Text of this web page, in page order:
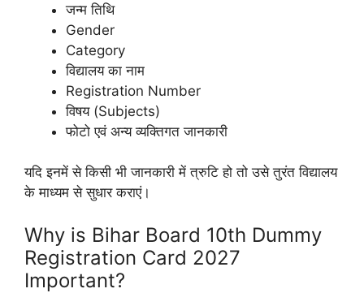
जन्म तिथि
Gender
Category
विद्यालय का नाम
Registration Number
विषय (Subjects)
फोटो एवं अन्य व्यक्तिगत जानकारी
यदि इनमें से किसी भी जानकारी में त्रुटि हो तो उसे तुरंत विद्यालय
के माध्यम से सुधार कराएं।
Why is Bihar Board 10th Dummy
Registration Card 2027
Important?